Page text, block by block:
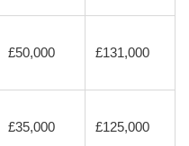
£50,000 £131,000
£35,000 £125,000